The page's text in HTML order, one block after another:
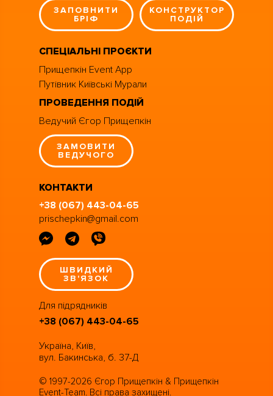
ЗАПОВНИТИ
БРІФ
КОНСТРУКТОР
ПОДІЙ
СПЕЦІАЛЬНІ ПРОЄКТИ
Прищепкін Event App
Путівник Київські Мурали
ПРОВЕДЕННЯ ПОДІЙ
Ведучий Єгор Прищепкін
ЗАМОВИТИ
ВЕДУЧОГО
КОНТАКТИ
+38 (067) 443-04-65
prischepkin@gmail.com
ШВИДКИЙ
ЗВ'ЯЗОК
Для підрядників
+38 (067) 443-04-65
Україна, Київ,
вул. Бакинська, б. 37-Д
© 1997-2026 Єгор Прищепкін & Прищепкін
Event-Team. Всі права захищені.